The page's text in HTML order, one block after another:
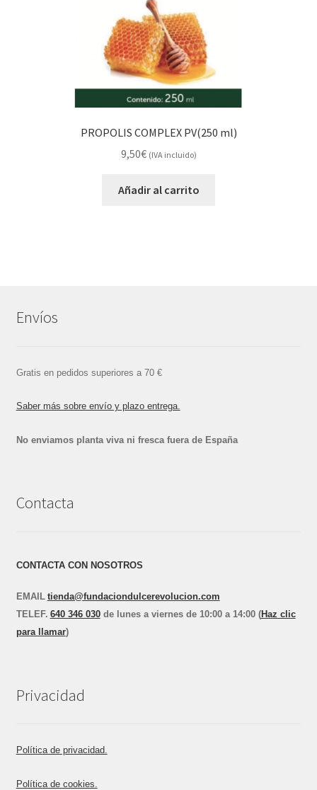
PROPOLIS COMPLEX PV(250 ml)
9,50€ (IVA incluido)
Añadir al carrito
Envíos
Gratis en pedidos superiores a 70 €
Saber más sobre envío y plazo entrega.
No enviamos planta viva ni fresca fuera de España
Contacta
CONTACTA CON NOSOTROS
EMAIL tienda@fundaciondulcerevolucion.com
TELE F. 640 346 030de lunes a viernes de 10:00 a 14:00 (Haz clic
para llamar)
Privacidad
Política de privacidad.
Política de cookies.